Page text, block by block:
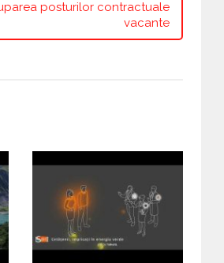
posturilor contractuale
vacante